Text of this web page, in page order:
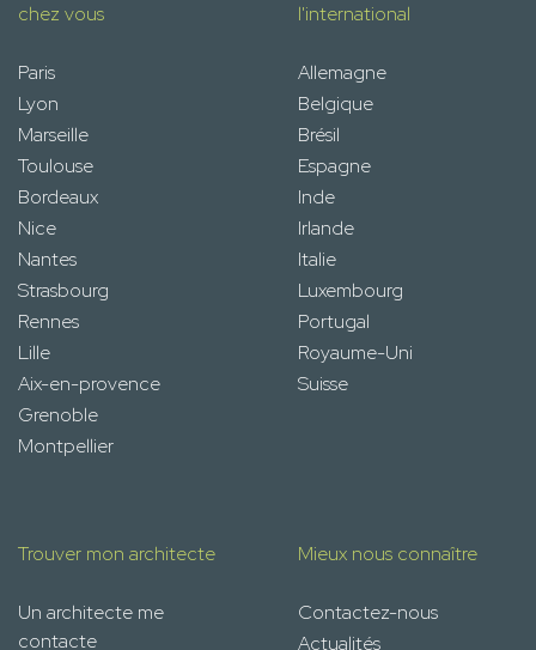
chez vous
Paris
Lyon
Marseille
Toulouse
Bordeaux
Nice
Nantes
Strasbourg
Rennes
Lille
Aix-en-provence
Grenoble
Montpellier
l'international
Allemagne
Belgique
Brésil
Espagne
Inde
Irlande
Italie
Luxembourg
Portugal
Royaume-Uni
Suisse
Trouver mon architecte
Un architecte me
contacte
Mieux nous connaître
Contactez-nous
Actualités